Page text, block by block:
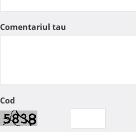
Comentariul tau
Cod